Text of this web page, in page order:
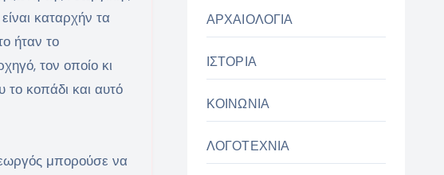
καταρχήν τα
ήταν το
τον οποίο κι
το κοπάδι και αυτό
μπορούσε να
ΑΡΧΑΙΟΛΟΓΙΑ
ΙΣΤΟΡΙΑ
ΚΟΙΝΩΝΙΑ
ΛΟΓΟΤΕΧΝΙΑ